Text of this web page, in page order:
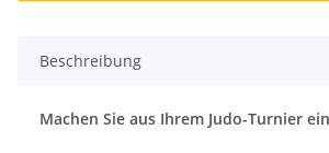
Beschreibung
Machen Sie aus Ihrem Judo-Turnier